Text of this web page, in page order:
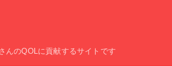
んのQOLに貢献するサイトです